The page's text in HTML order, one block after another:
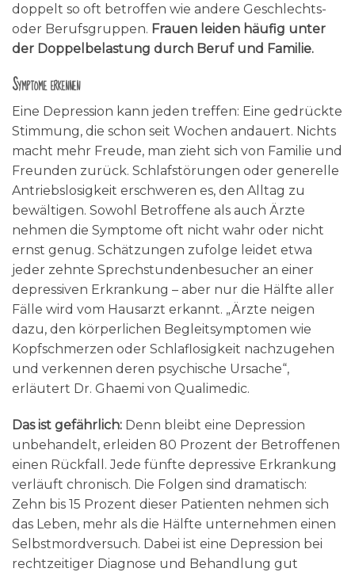
doppelt so oft betroffen wie andere Geschlechts-
oder Berufsgruppen. Frauen leiden häufig unter
der Doppelbelastung durch Beruf und Familie.
Symptome erkennen
Eine Depression kann jeden treffen: Eine gedrückte
Stimmung, die schon seit Wochen andauert. Nichts
macht mehr Freude, man zieht sich von Familie und
Freunden zurück. Schlafstörungen oder generelle
Antriebslosigkeit erschweren es, den Alltag zu
bewältigen. Sowohl Betroffene als auch Ärzte
nehmen die Symptome oft nicht wahr oder nicht
ernst genug. Schätzungen zufolge leidet etwa
jeder zehnte Sprechstundenbesucher an einer
depressiven Erkrankung – aber nur die Hälfte aller
Fälle wird vom Hausarzt erkannt. „Ärzte neigen
dazu, den körperlichen Begleitsymptomen wie
Kopfschmerzen oder Schlaflosigkeit nachzugehen
und verkennen deren psychische Ursache“,
erläutert Dr. Ghaemi von Qualimedic.
Das ist gefährlich: Denn bleibt eine Depression
unbehandelt, erleiden 80 Prozent der Betroffenen
einen Rückfall. Jede fünfte depressive Erkrankung
verläuft chronisch. Die Folgen sind dramatisch:
Zehn bis 15 Prozent dieser Patienten nehmen sich
das Leben, mehr als die Hälfte unternehmen einen
Selbstmordversuch. Dabei ist eine Depression bei
rechtzeitiger Diagnose und Behandlung gut